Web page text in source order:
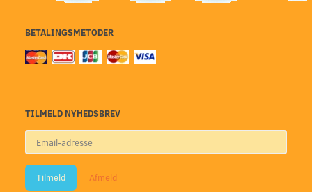
BETALINGSMETODER
TILMELD NYHEDSBREV
Email-
adresse
Tilmeld Afmeld